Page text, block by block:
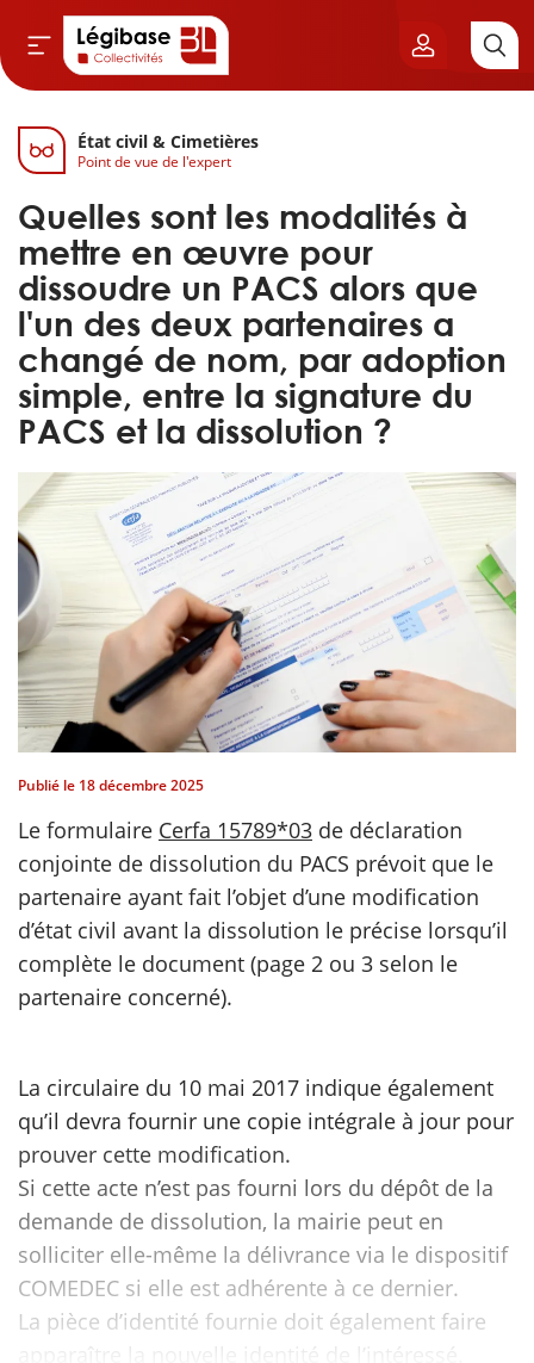
& Cimetières
& Élu local
Finances locales
publique
État civil & Cimetières
Point de vue de l'expert
Quelles sont les modalités à
mettre en œuvre pour
dissoudre un PACS alors que
l'un des deux partenaires a
changé de nom, par adoption
simple, entre la signature du
PACS et la dissolution ?
Publié le 18 décembre 2025
Le formulaire Cerfa 15789*03 de déclaration
conjointe de dissolution du PACS prévoit que le
partenaire ayant fait l’objet d’une modification
d’état civil avant la dissolution le précise lorsqu’il
complète le document (page 2 ou 3 selon le
partenaire concerné).
La circulaire du 10 mai 2017 indique également
qu’il devra fournir une copie intégrale à jour pour
prouver cette modification.
Si cette acte n’est pas fourni lors du dépôt de la
demande de dissolution, la mairie peut en
solliciter elle-même la délivrance via le dispositif
COMEDEC si elle est adhérente à ce dernier.
La pièce d’identité fournie doit également faire